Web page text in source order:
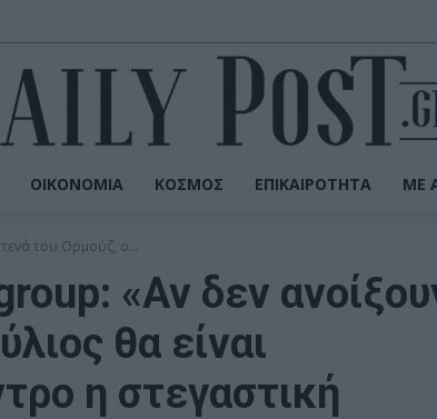
ΟΙΚΟΝΟΜΊΑ ΚΌΣΜΟΣ ΕΠΙΚΑΙΡΌΤΗΤΑ ΜΕ
του Ορμούζ, ο...
«Αν δεν
θα είναι
η στεγαστική